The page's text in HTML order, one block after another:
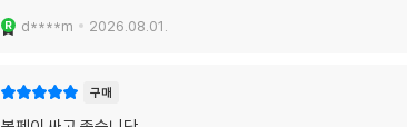
d****m 2026.08.01.
구매